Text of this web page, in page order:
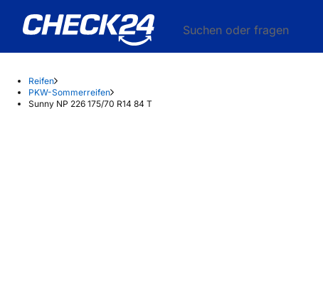
Suchen oder fragen
Reifen
PKW-Sommerreifen
Sunny NP 226 175/70 R14 84 T